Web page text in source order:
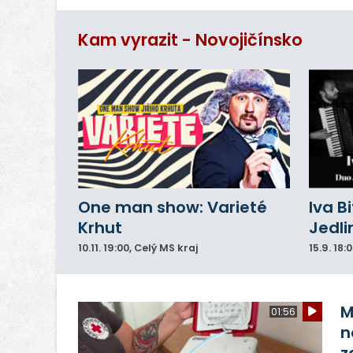
Kam vyrazit - Novojičínsko
One man show: Varieté
Krhut
10.11.19:00, Celý MS kraj
Iva
15.9.
01:56